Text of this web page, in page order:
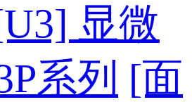
显微
系列 [面